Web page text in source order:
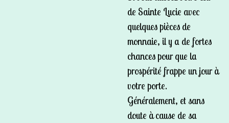
de Sainte Lucie avec
quelques pièces de
monnaie, il y a de fortes
chances pour que la
prospérité frappe un jour à
votre porte.
Généralement, et sans
doute à cause de sa